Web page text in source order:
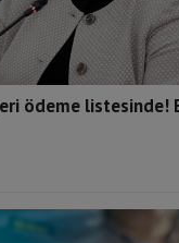
ödeme listesinde!